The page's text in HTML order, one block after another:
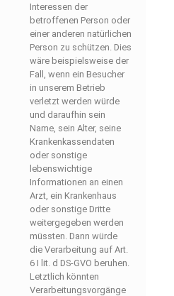
Interessen der
betroffenen Person oder
einer anderen natürlichen
Person zu schützen. Dies
wäre beispielsweise der
Fall, wenn ein Besucher
in unserem Betrieb
verletzt werden würde
und daraufhin sein
Name, sein Alter, seine
Krankenkassendaten
oder sonstige
lebenswichtige
Informationen an einen
Arzt, ein Krankenhaus
oder sonstige Dritte
weitergegeben werden
müssten. Dann würde
die Verarbeitung auf Art.
6 I lit. d DS-GVO beruhen.
Letztlich könnten
Verarbeitungsvorgänge